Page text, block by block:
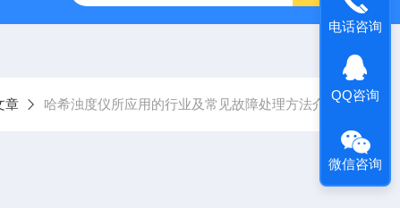
章 哈希浊度仪所应用的行业及常见故障处理方法介绍
电话咨询
QQ咨询
微信咨询